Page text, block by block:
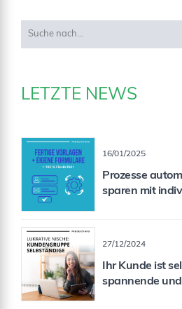
LETZTE NEWS
16/01/2025
Prozesse
sparen mit
27/12/2024
Ihr Kunde ist
spannende